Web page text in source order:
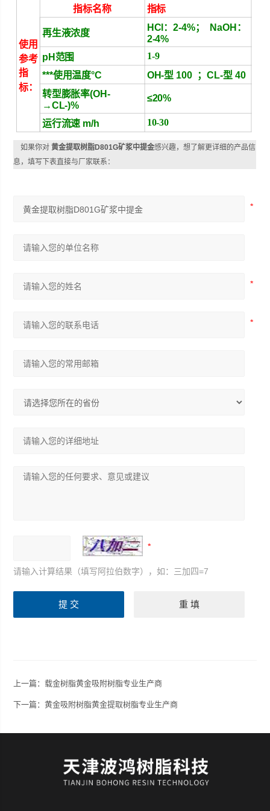
使用
参考
指
标：
指标名称 指标
再生液浓度
HCl：2-4%； NaOH：
2-4%
pH范围
1-9
***使用温度°C
OH-型 100 ；CL-型 40
转型膨胀率(OH-
→CL-)%
≤20%
运行流速 m/h 10-30
如果你对黄金提取树脂D801G矿浆中提金感兴趣，想了解更详细的产品信
息，填写下表直接与厂家联系：
请输入计算结果（填写阿拉伯数字），如：三加四=7
上一篇：载金树脂黄金吸附树脂专业生产商
下一篇：黄金吸附树脂黄金提取树脂专业生产商